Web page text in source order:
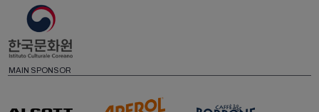
MAIN SPONSOR